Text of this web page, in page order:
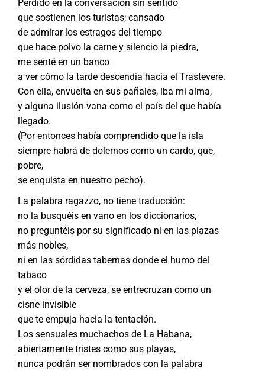
Perdido en la conversación sin sentido
que sostienen los turistas; cansado
de admirar los estragos del tiempo
que hace polvo la carne y silencio la piedra,
me senté en un banco
a ver cómo la tarde descendía hacia el Trastevere.
Con ella, envuelta en sus pañales, iba mi alma,
y alguna ilusión vana como el país del que había
llegado.
(Por entonces había comprendido que la isla
siempre habrá de dolernos como un cardo, que,
pobre,
se enquista en nuestro pecho).
La palabra ragazzo, no tiene traducción:
no la busquéis en vano en los diccionarios,
no preguntéis por su significado ni en las plazas
más nobles,
ni en las sórdidas tabernas donde el humo del
tabaco
y el olor de la cerveza, se entrecruzan como un
cisne invisible
que te empuja hacia la tentación.
Los sensuales muchachos de La Habana,
abiertamente tristes como sus playas,
nunca podrán ser nombrados con la palabra